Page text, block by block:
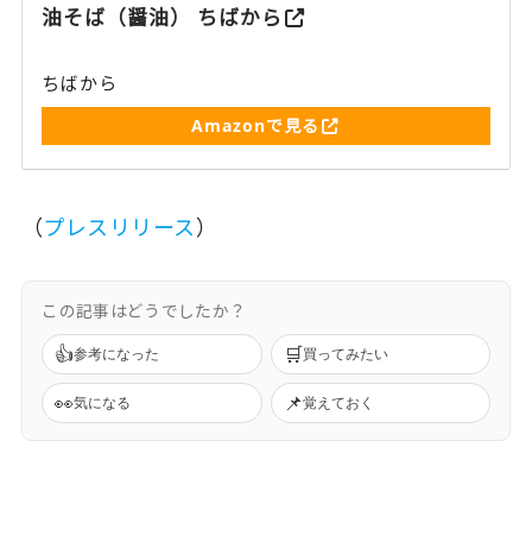
油そば（醤油） ちばから
ちばから
Amazonで見る
（プレスリリース）
この記事はどうでしたか？
👍参考になった 🛒買ってみたい
👀気になる 📌覚えておく